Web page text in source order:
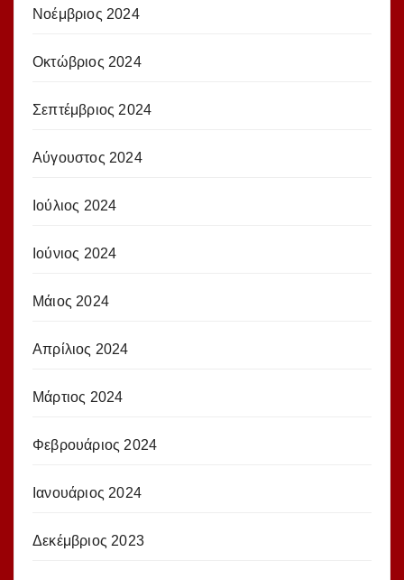
Νοέμβριος 2024
Οκτώβριος 2024
Σεπτέμβριος 2024
Αύγουστος 2024
Ιούλιος 2024
Ιούνιος 2024
Μάιος 2024
Απρίλιος 2024
Μάρτιος 2024
Φεβρουάριος 2024
Ιανουάριος 2024
Δεκέμβριος 2023